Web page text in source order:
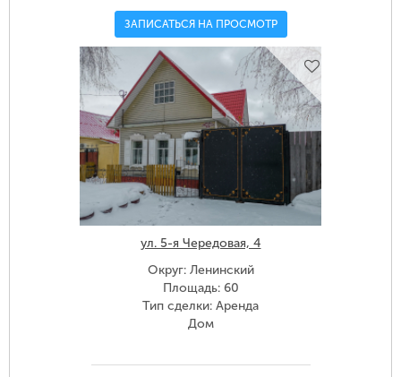
ЗАПИСАТЬСЯ НА ПРОСМОТР
ул. 5-я Чередовая, 4
Округ: Ленинский
Площадь: 60
Тип сделки: Аренда
Дом